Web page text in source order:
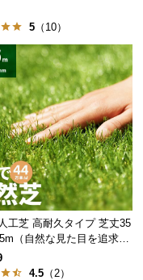
ン付属）
5 （10）
工芝 高耐久タイプ 芝丈35
（自然な見た目を追求・
属）
4.5 （2）